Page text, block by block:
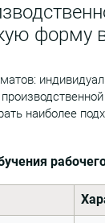
форму
наиболее